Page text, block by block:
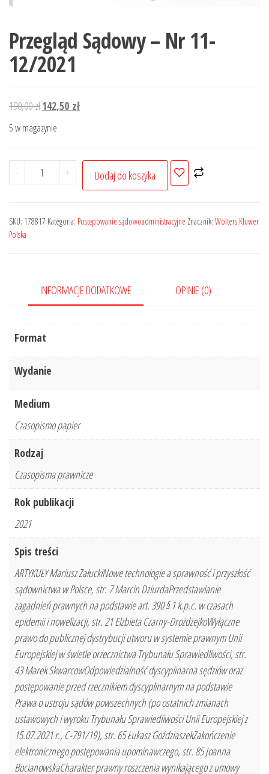
Przegląd Sądowy – Nr 11-
12/2021
190,00złPierwotna
cena
wynosiła:
142,50 złAktualna
5 w magazynie
-
ilość
Przegląd
-
Nr
+ Dodaj do koszyka
SKU: 178817 Kategoria: Postępowanie sądowoadministracyjne Znacznik: Wolters Kluwer
Polska
INFORMACJE DODATKOWE OPINIE (0)
Format
Wydanie
Medium
Czasopismo papier
Rodzaj
Czasopisma prawnicze
Rok publikacji
2021
Spis treści
ARTYKUŁY Mariusz ZałuckiNowe technologie a sprawność i przyszłość
sądownictwa w Polsce, str. 7 Marcin DziurdaPrzedstawianie
zagadnień prawnych na podstawie art. 390 § 1 k.p.c. w czasach
epidemii i nowelizacji, str. 21 Elżbieta Czarny-DrożdżejkoWyłączne
prawo do publicznej dystrybucji utworu w systemie prawnym Unii
Europejskiej w świetle orzecznictwa Trybunału Sprawiedliwości, str.
43 Marek SkwarcowOdpowiedzialność dyscyplinarna sędziów oraz
postępowanie przed rzecznikiem dyscyplinarnym na podstawie
Prawa o ustroju sądów powszechnych (po ostatnich zmianach
ustawowych i wyroku Trybunału Sprawiedliwości Unii Europejskiej z
15.07.2021 r., C-791/19), str. 65 Łukasz GoździaszekZakończenie
elektronicznego postępowania upominawczego, str. 85 Joanna
BocianowskaCharakter prawny roszczenia wynikającego z umowy